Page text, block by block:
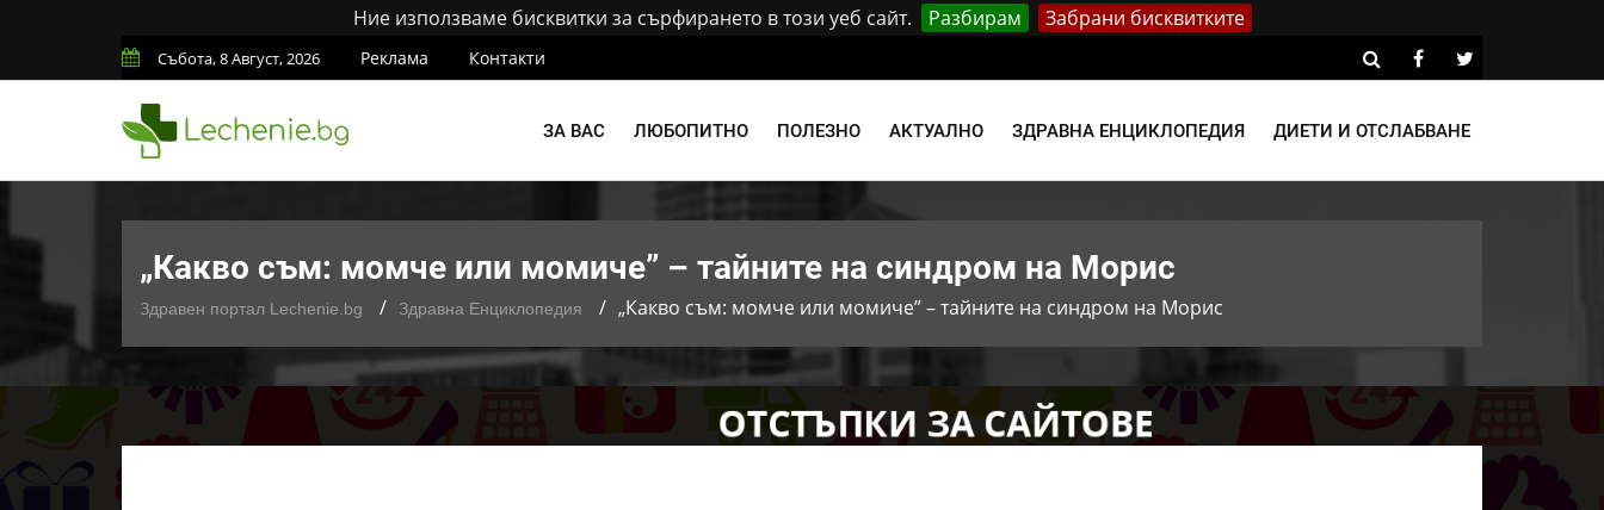
Ние използваме бисквитки за сърфирането в този уеб сайт. Разбирам Забрани бисквитките
Събота, 8 Август, 2026 Реклама Контакти
ЗА ВАС ЛЮБОПИТНО ПОЛЕЗНО АКТУАЛНО ЗДРАВНА ЕНЦИКЛОПЕДИЯ ДИЕТИ И ОТСЛАБВАНЕ
„Какво съм: момче или момиче” – тайните на синдром на Морис
Здравен портал Lechenie.bg Здравна Енциклопедия „Какво съм: момче или момиче” – тайните на синдром на Морис